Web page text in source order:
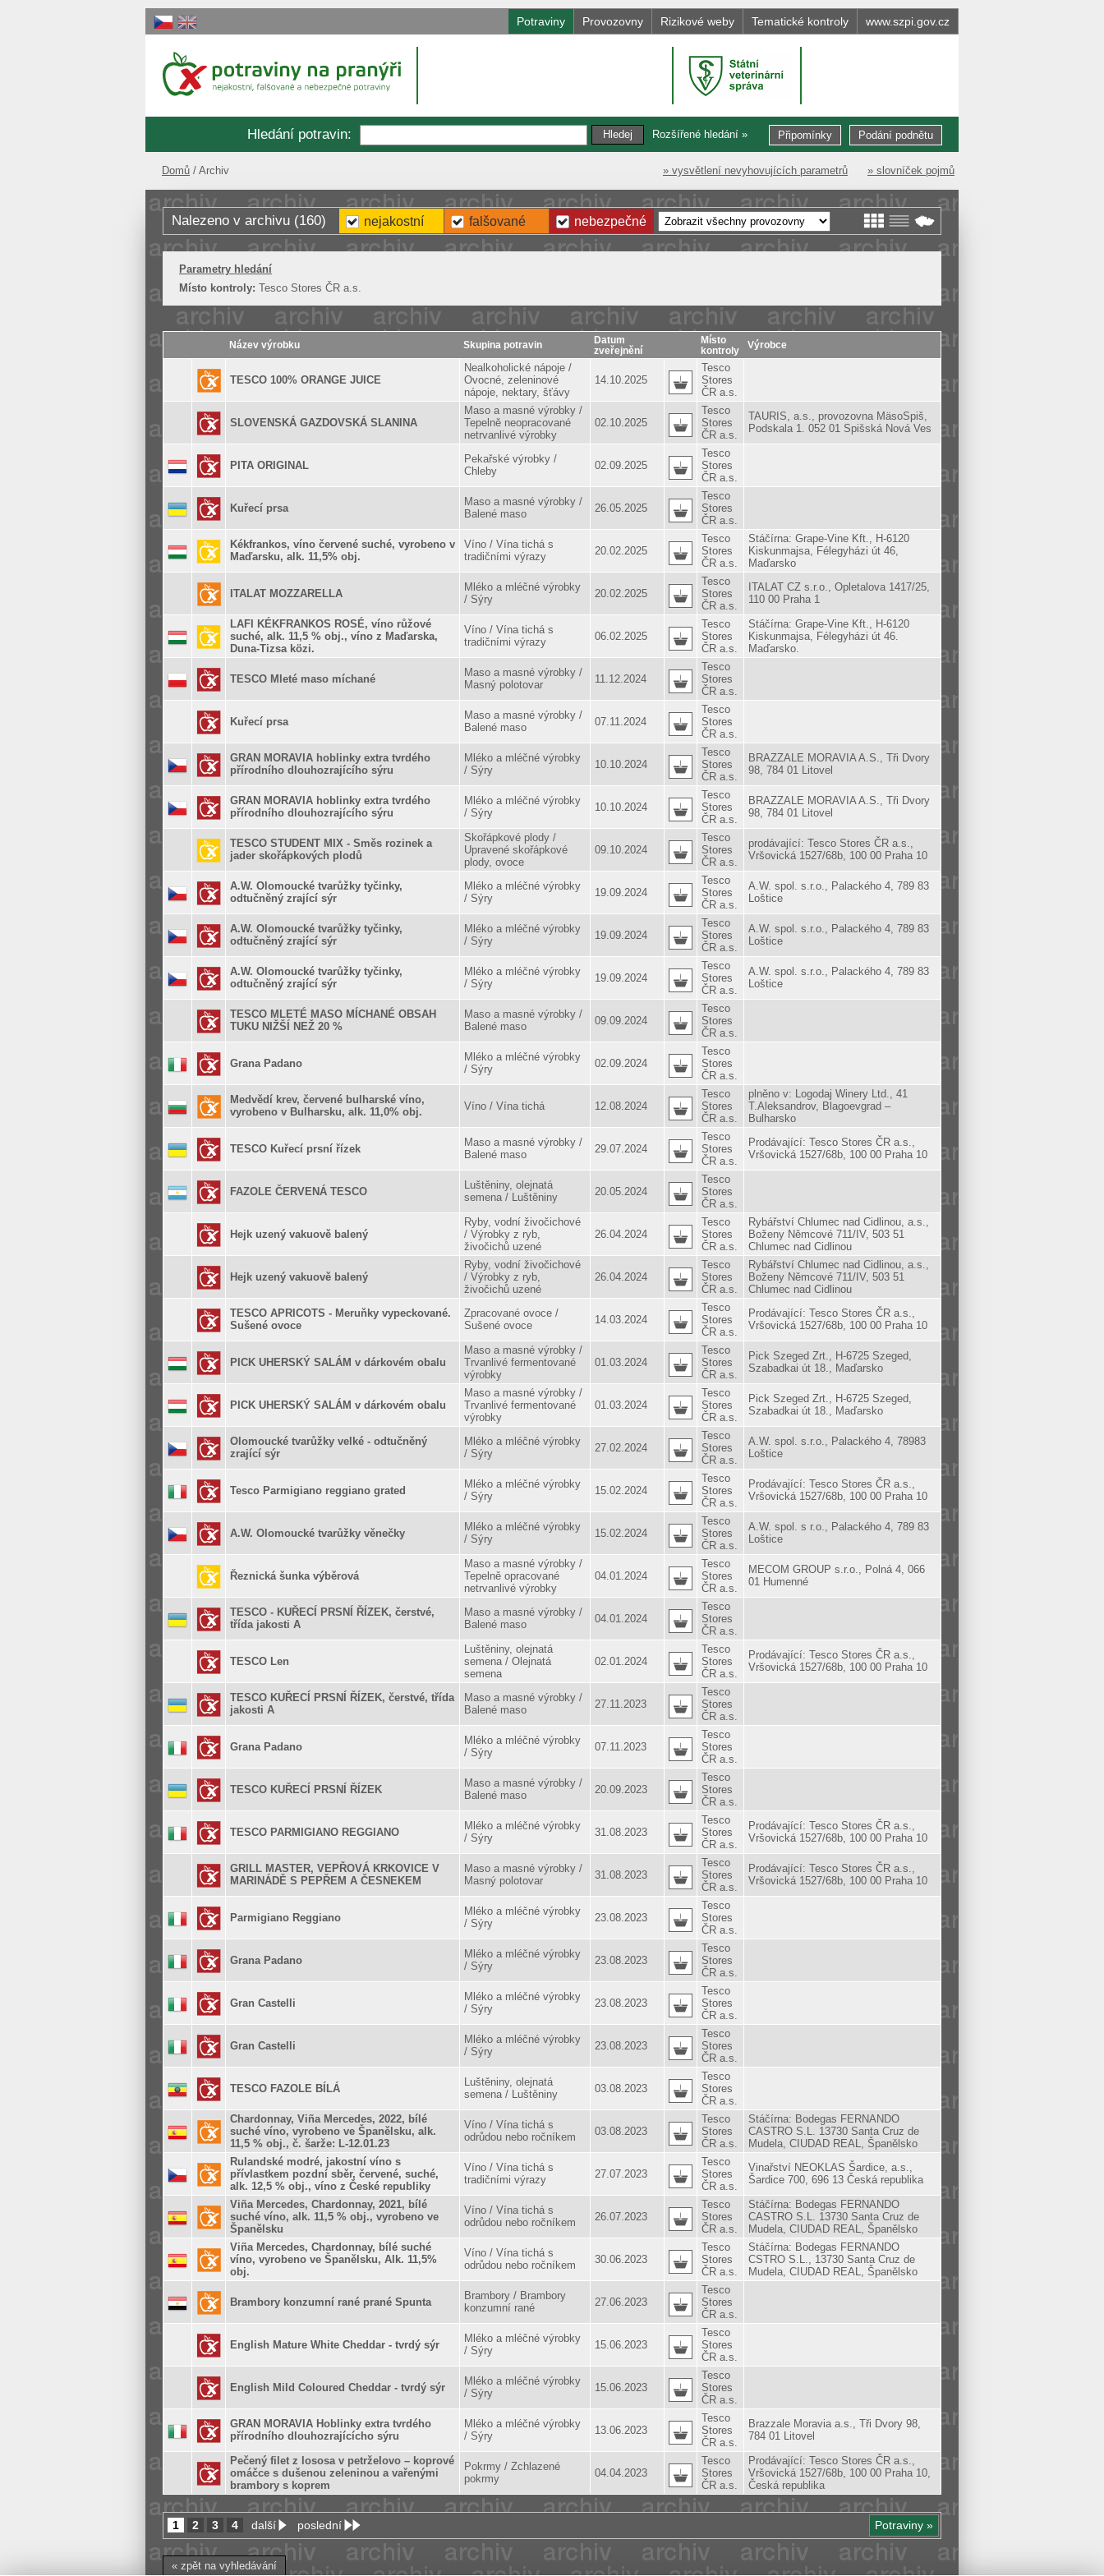
Potraviny Provozovny Rizikové weby Tematické kontroly www.szpi.gov.cz
Hledání potravin: Rozšířené hledání » Podání podnětu
Připomínky
Domů Archiv » vysvětlení nevyhovujících parametrů » slovníček pojmů
nejakostní falšované nebezpečné
Nalezeno v archivu (160)
Parametry hledání
Místo kontroly: Tesco Stores ČR a.s.
Název výrobku Skupina potravin
Datum
zveřejnění
Místo
kontroly
Výrobce
TESCO 100% ORANGE JUICE
Nealkoholické nápoje /
Ovocné, zeleninové
nápoje, nektary, šťávy
14.10.2025
Tesco
Stores
ČR a.s.
SLOVENSKÁ GAZDOVSKÁ SLANINA
Maso a masné výrobky /
Tepelně neopracované
netrvanlivé výrobky
02.10.2025
Tesco
Stores
ČR a.s.
TAURIS, a.s., provozovna MäsoSpiš,
Podskala 1. 052 01 Spišská Nová Ves
PITA ORIGINAL
Pekařské výrobky /
Chleby
02.09.2025
Tesco
Stores
ČR a.s.
Kuřecí prsa
Maso a masné výrobky /
Balené maso
26.05.2025
Tesco
Stores
ČR a.s.
Kékfrankos, víno červené suché, vyrobeno v
Maďarsku, alk. 11,5% obj.
Víno / Vína tichá s
tradičními výrazy
20.02.2025
Tesco
Stores
ČR a.s.
Stáčírna: Grape-Vine Kft., H-6120
Kiskunmajsa, Félegyházi út 46,
Maďarsko
ITALAT MOZZARELLA
Mléko a mléčné výrobky
/ Sýry
20.02.2025
Tesco
Stores
ČR a.s.
ITALAT CZ s.r.o., Opletalova 1417/25,
110 00 Praha 1
LAFI KÉKFRANKOS ROSÉ, víno růžové
suché, alk. 11,5 % obj., víno z Maďarska,
Duna-Tizsa közi.
Víno / Vína tichá s
tradičními výrazy
06.02.2025
Tesco
Stores
ČR a.s.
Stáčírna: Grape-Vine Kft., H-6120
Kiskunmajsa, Félegyházi út 46.
Maďarsko.
TESCO Mleté maso míchané
Maso a masné výrobky /
Masný polotovar
11.12.2024
Tesco
Stores
ČR a.s.
Kuřecí prsa
Maso a masné výrobky /
Balené maso
07.11.2024
Tesco
Stores
ČR a.s.
GRAN MORAVIA hoblinky extra tvrdého
přírodního dlouhozrajícího sýru
Mléko a mléčné výrobky
/ Sýry
10.10.2024
Tesco
Stores
ČR a.s.
BRAZZALE MORAVIA A.S., Tři Dvory
98, 784 01 Litovel
GRAN MORAVIA hoblinky extra tvrdého
přírodního dlouhozrajícího sýru
Mléko a mléčné výrobky
/ Sýry
10.10.2024
Tesco
Stores
ČR a.s.
BRAZZALE MORAVIA A.S., Tři Dvory
98, 784 01 Litovel
TESCO STUDENT MIX - Směs rozinek a
jader skořápkových plodů
Skořápkové plody /
Upravené skořápkové
plody, ovoce
09.10.2024
Tesco
Stores
ČR a.s.
prodávající: Tesco Stores ČR a.s.,
Vršovická 1527/68b, 100 00 Praha 10
A.W. Olomoucké tvarůžky tyčinky,
odtučněný zrající sýr
Mléko a mléčné výrobky
/ Sýry
19.09.2024
Tesco
Stores
ČR a.s.
A.W. spol. s.r.o., Palackého 4, 789 83
Loštice
A.W. Olomoucké tvarůžky tyčinky,
odtučněný zrající sýr
Mléko a mléčné výrobky
/ Sýry
19.09.2024
Tesco
Stores
ČR a.s.
A.W. spol. s.r.o., Palackého 4, 789 83
Loštice
A.W. Olomoucké tvarůžky tyčinky,
odtučněný zrající sýr
Mléko a mléčné výrobky
/ Sýry
19.09.2024
Tesco
Stores
ČR a.s.
A.W. spol. s.r.o., Palackého 4, 789 83
Loštice
TESCO MLETÉ MASO MÍCHANÉ OBSAH
TUKU NIŽŠÍ NEŽ 20 %
Maso a masné výrobky /
Balené maso
09.09.2024
Tesco
Stores
ČR a.s.
Grana Padano
Mléko a mléčné výrobky
/ Sýry
02.09.2024
Tesco
Stores
ČR a.s.
Medvědí krev, červené bulharské víno,
vyrobeno v Bulharsku, alk. 11,0% obj.
Víno / Vína tichá 12.08.2024
Tesco
Stores
ČR a.s.
plněno v: Logodaj Winery Ltd., 41
T.Aleksandrov, Blagoevgrad –
Bulharsko
TESCO Kuřecí prsní řízek
Maso a masné výrobky /
Balené maso
29.07.2024
Tesco
Stores
ČR a.s.
Prodávající: Tesco Stores ČR a.s.,
Vršovická 1527/68b, 100 00 Praha 10
FAZOLE ČERVENÁ TESCO
Luštěniny, olejnatá
semena / Luštěniny
20.05.2024
Tesco
Stores
ČR a.s.
Hejk uzený vakuově balený
Ryby, vodní živočichové
/ Výrobky z ryb,
živočichů uzené
26.04.2024
Tesco
Stores
ČR a.s.
Rybářství Chlumec nad Cidlinou, a.s.,
Boženy Němcové 711/IV, 503 51
Chlumec nad Cidlinou
Hejk uzený vakuově balený
Ryby, vodní živočichové
/ Výrobky z ryb,
živočichů uzené
26.04.2024
Tesco
Stores
ČR a.s.
Rybářství Chlumec nad Cidlinou, a.s.,
Boženy Němcové 711/IV, 503 51
Chlumec nad Cidlinou
TESCO APRICOTS - Meruňky vypeckované.
Sušené ovoce
Zpracované ovoce /
Sušené ovoce
14.03.2024
Tesco
Stores
ČR a.s.
Prodávající: Tesco Stores ČR a.s.,
Vršovická 1527/68b, 100 00 Praha 10
PICK UHERSKÝ SALÁM v dárkovém obalu
Maso a masné výrobky /
Trvanlivé fermentované
výrobky
01.03.2024
Tesco
Stores
ČR a.s.
Pick Szeged Zrt., H-6725 Szeged,
Szabadkai út 18., Maďarsko
PICK UHERSKÝ SALÁM v dárkovém obalu
Maso a masné výrobky /
Trvanlivé fermentované
výrobky
01.03.2024
Tesco
Stores
ČR a.s.
Pick Szeged Zrt., H-6725 Szeged,
Szabadkai út 18., Maďarsko
Olomoucké tvarůžky velké - odtučněný
zrající sýr
Mléko a mléčné výrobky
/ Sýry
27.02.2024
Tesco
Stores
ČR a.s.
A.W. spol. s.r.o., Palackého 4, 78983
Loštice
Tesco Parmigiano reggiano grated
Mléko a mléčné výrobky
/ Sýry
15.02.2024
Tesco
Stores
ČR a.s.
Prodávající: Tesco Stores ČR a.s.,
Vršovická 1527/68b, 100 00 Praha 10
A.W. Olomoucké tvarůžky věnečky
Mléko a mléčné výrobky
/ Sýry
15.02.2024
Tesco
Stores
ČR a.s.
A.W. spol. s r.o., Palackého 4, 789 83
Loštice
Řeznická šunka výběrová
Maso a masné výrobky /
Tepelně opracované
netrvanlivé výrobky
04.01.2024
Tesco
Stores
ČR a.s.
MECOM GROUP s.r.o., Polná 4, 066
01 Humenné
TESCO - KUŘECÍ PRSNÍ ŘÍZEK, čerstvé,
třída jakosti A
Maso a masné výrobky /
Balené maso
04.01.2024
Tesco
Stores
ČR a.s.
TESCO Len
Luštěniny, olejnatá
semena / Olejnatá
semena
02.01.2024
Tesco
Stores
ČR a.s.
Prodávající: Tesco Stores ČR a.s.,
Vršovická 1527/68b, 100 00 Praha 10
TESCO KUŘECÍ PRSNÍ ŘÍZEK, čerstvé, třída
jakosti A
Maso a masné výrobky /
Balené maso
27.11.2023
Tesco
Stores
ČR a.s.
Grana Padano
Mléko a mléčné výrobky
/ Sýry
07.11.2023
Tesco
Stores
ČR a.s.
TESCO KUŘECÍ PRSNÍ ŘÍZEK
Maso a masné výrobky /
Balené maso
20.09.2023
Tesco
Stores
ČR a.s.
TESCO PARMIGIANO REGGIANO
Mléko a mléčné výrobky
/ Sýry
31.08.2023
Tesco
Stores
ČR a.s.
Prodávající: Tesco Stores ČR a.s.,
Vršovická 1527/68b, 100 00 Praha 10
GRILL MASTER, VEPŘOVÁ KRKOVICE V
MARINÁDĚ S PEPŘEM A ČESNEKEM
Maso a masné výrobky /
Masný polotovar
31.08.2023
Tesco
Stores
ČR a.s.
Prodávající: Tesco Stores ČR a.s.,
Vršovická 1527/68b, 100 00 Praha 10
Parmigiano Reggiano
Mléko a mléčné výrobky
/ Sýry
23.08.2023
Tesco
Stores
ČR a.s.
Grana Padano
Mléko a mléčné výrobky
/ Sýry
23.08.2023
Tesco
Stores
ČR a.s.
Gran Castelli
Mléko a mléčné výrobky
/ Sýry
23.08.2023
Tesco
Stores
ČR a.s.
Gran Castelli
Mléko a mléčné výrobky
/ Sýry
23.08.2023
Tesco
Stores
ČR a.s.
TESCO FAZOLE BÍLÁ
Luštěniny, olejnatá
semena / Luštěniny
03.08.2023
Tesco
Stores
ČR a.s.
Chardonnay, Viña Mercedes, 2022, bílé
suché víno, vyrobeno ve Španělsku, alk.
11,5 % obj., č. šarže: L-12.01.23
Víno / Vína tichá s
odrůdou nebo ročníkem
03.08.2023
Tesco
Stores
ČR a.s.
Stáčírna: Bodegas FERNANDO
CASTRO S.L. 13730 Santa Cruz de
Mudela, CIUDAD REAL, Španělsko
Rulandské modré, jakostní víno s
přívlastkem pozdní sběr, červené, suché,
alk. 12,5 % obj., víno z České republiky
Víno / Vína tichá s
tradičními výrazy
27.07.2023
Tesco
Stores
ČR a.s.
Vinařství NEOKLAS Šardice, a.s.,
Šardice 700, 696 13 Česká republika
Viña Mercedes, Chardonnay, 2021, bílé
suché víno, alk. 11,5 % obj., vyrobeno ve
Španělsku
Víno / Vína tichá s
odrůdou nebo ročníkem
26.07.2023
Tesco
Stores
ČR a.s.
Stáčírna: Bodegas FERNANDO
CASTRO S.L. 13730 Santa Cruz de
Mudela, CIUDAD REAL, Španělsko
Viña Mercedes, Chardonnay, bílé suché
víno, vyrobeno ve Španělsku, Alk. 11,5%
obj.
Víno / Vína tichá s
odrůdou nebo ročníkem
30.06.2023
Tesco
Stores
ČR a.s.
Stáčírna: Bodegas FERNANDO
CSTRO S.L., 13730 Santa Cruz de
Mudela, CIUDAD REAL, Španělsko
Brambory konzumní rané prané Spunta
Brambory / Brambory
konzumní rané
27.06.2023
Tesco
Stores
ČR a.s.
English Mature White Cheddar - tvrdý sýr
Mléko a mléčné výrobky
/ Sýry
15.06.2023
Tesco
Stores
ČR a.s.
English Mild Coloured Cheddar - tvrdý sýr
Mléko a mléčné výrobky
/ Sýry
15.06.2023
Tesco
Stores
ČR a.s.
GRAN MORAVIA Hoblinky extra tvrdého
přírodního dlouhozrajícícho sýru
Mléko a mléčné výrobky
/ Sýry
13.06.2023
Tesco
Stores
ČR a.s.
Brazzale Moravia a.s., Tři Dvory 98,
784 01 Litovel
Pečený filet z lososa v petrželovo – koprové
omáčce s dušenou zeleninou a vařenými
brambory s koprem
Pokrmy / Zchlazené
pokrmy
04.04.2023
Tesco
Stores
ČR a.s.
Prodávající: Tesco Stores ČR a.s.,
Vršovická 1527/68b, 100 00 Praha 10,
Česká republika
1 2 3 4 další poslední Potraviny »
« zpět na vyhledávání